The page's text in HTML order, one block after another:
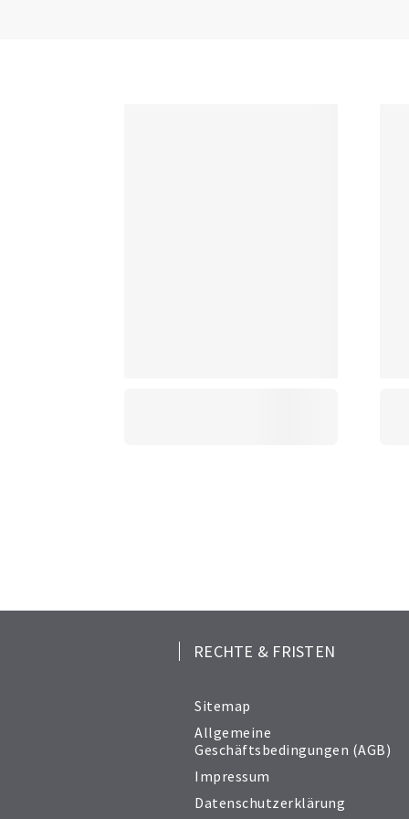
RECHTE & FRISTEN
Sitemap
Allgemeine
Geschäftsbedingungen (AGB)
Impressum
Datenschutzerklärung